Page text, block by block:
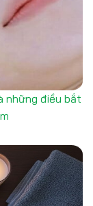
những điều bắt